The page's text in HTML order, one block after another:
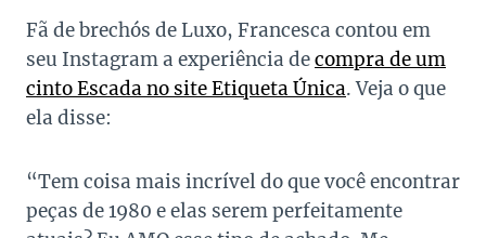
Fã de brechós de Luxo, Francesca contou em
seu Instagram a experiência decompra de um
cinto Escada no site Etiqueta Única. Veja o que
ela disse:
“Tem coisa mais incrível do que você encontrar
peças de 1980 e elas serem perfeitamente